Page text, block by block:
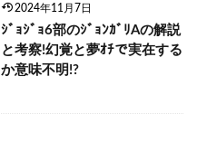
2024年11月7日
ｼﾞｮｼﾞｮ6部のｼﾞｮﾝｶﾞﾘAの解説
と考察!幻覚と夢ｵﾁで実在する
か意味不明!?